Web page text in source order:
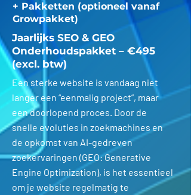
+ Pakketten (optioneel vanaf
Growpakket)
Jaarlijks SEO & GEO
Onderhoudspakket – €495
(excl. btw)
Een sterke website is vandaag niet
langer een “eenmalig project”, maar
een doorlopend proces. Door de
snelle evoluties in zoekmachines en
de opkomst van AI-gedreven
zoekervaringen (GEO: Generative
Engine Optimization), is het essentieel
om je website regelmatig te